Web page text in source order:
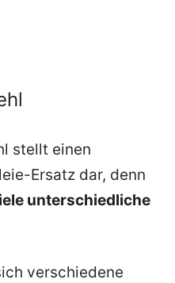
stellt einen
Ersatz dar, denn
unterschiedliche
verschiedene